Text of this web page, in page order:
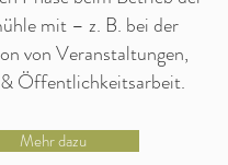
mit – z. B. bei der
von Veranstaltungen,
Öffentlichkeitsarbeit.
Mehr dazu